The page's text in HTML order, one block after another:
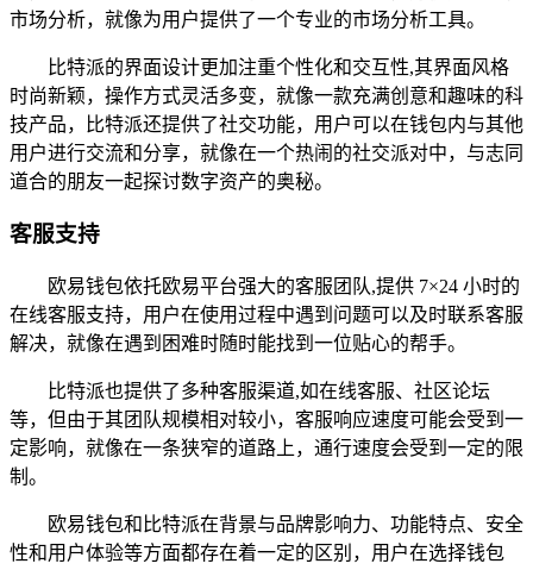
市场分析，就像为用户提供了一个专业的市场分析工具。
比特派的界面设计更加注重个性化和交互性,其界面风格
时尚新颖，操作方式灵活多变，就像一款充满创意和趣味的科
技产品，比特派还提供了社交功能，用户可以在钱包内与其他
用户进行交流和分享，就像在一个热闹的社交派对中，与志同
道合的朋友一起探讨数字资产的奥秘。
客服支持
欧易钱包依托欧易平台强大的客服团队,提供 7×24 小时的
在线客服支持，用户在使用过程中遇到问题可以及时联系客服
解决，就像在遇到困难时随时能找到一位贴心的帮手。
比特派也提供了多种客服渠道,如在线客服、社区论坛
等，但由于其团队规模相对较小，客服响应速度可能会受到一
定影响，就像在一条狭窄的道路上，通行速度会受到一定的限
制。
欧易钱包和比特派在背景与品牌影响力、功能特点、安全
性和用户体验等方面都存在着一定的区别，用户在选择钱包